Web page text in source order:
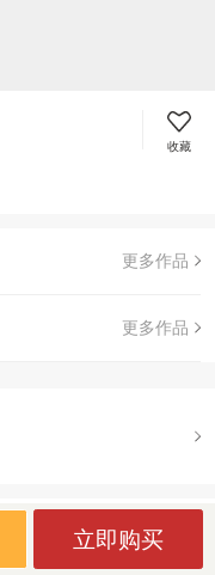
收藏
更多作品
更多作品
立即购买